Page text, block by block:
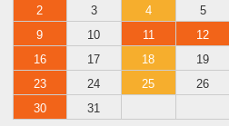
2
3 4 5
9
10 11 12
16
17 18 19
23
24 25 26
30
31